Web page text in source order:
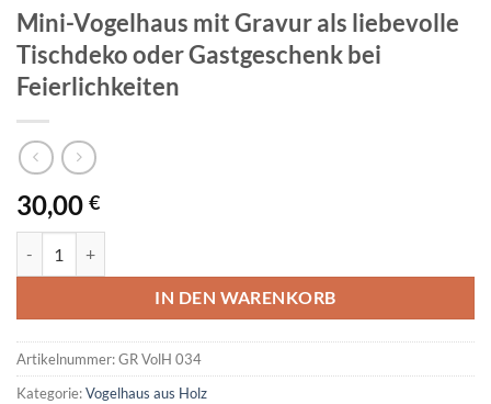
Mini-Vogelhaus mit Gravur als liebevolle
Tischdeko oder Gastgeschenk bei
Feierlichkeiten
30,00 €
IN DEN WARENKORB
Artikelnummer:GR VolH 034
Kategorie:Vogelhaus aus Holz